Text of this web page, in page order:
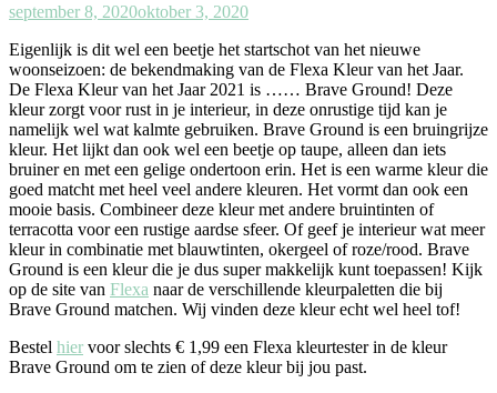
september 8, 2020oktober 3, 2020
Eigenlijk is dit wel een beetje het startschot van het nieuwe
woonseizoen: de bekendmaking van de Flexa Kleur van het Jaar.
De Flexa Kleur van het Jaar 2021 is …… Brave Ground! Deze
kleur zorgt voor rust in je interieur, in deze onrustige tijd kan je
namelijk wel wat kalmte gebruiken. Brave Ground is een bruingrijze
kleur. Het lijkt dan ook wel een beetje op taupe, alleen dan iets
bruiner en met een gelige ondertoon erin. Het is een warme kleur die
goed matcht met heel veel andere kleuren. Het vormt dan ook een
mooie basis. Combineer deze kleur met andere bruintinten of
terracotta voor een rustige aardse sfeer. Of geef je interieur wat meer
kleur in combinatie met blauwtinten, okergeel of roze/rood. Brave
Ground is een kleur die je dus super makkelijk kunt toepassen! Kijk
op de site van Flexa naar de verschillende kleurpaletten die bij
Brave Ground matchen. Wij vinden deze kleur echt wel heel tof!
Bestel hier voor slechts € 1,99 een Flexa kleurtester in de kleur
Brave Ground om te zien of deze kleur bij jou past.